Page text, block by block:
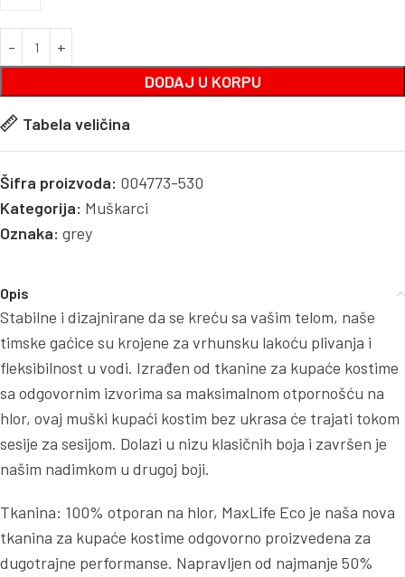
DODAJ U KORPU
Tabela veličina
Šifra proizvoda: 004773-530
Kategorija: Muškarci
Oznaka: grey
Opis
Stabilne i dizajnirane da se kreću sa vašim telom, naše
timske gaćice su krojene za vrhunsku lakoću plivanja i
fleksibilnost u vodi. Izrađen od tkanine za kupaće kostime
sa odgovornim izvorima sa maksimalnom otpornošću na
hlor, ovaj muški kupaći kostim bez ukrasa će trajati tokom
sesije za sesijom. Dolazi u nizu klasičnih boja i završen je
našim nadimkom u drugoj boji.
Tkanina: 100% otporan na hlor, MaxLife Eco je naša nova
tkanina za kupaće kostime odgovorno proizvedena za
dugotrajne performanse. Napravljen od najmanje 50%